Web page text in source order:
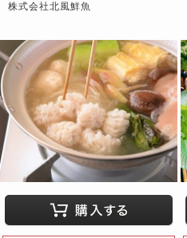
株式会社北風鮮魚